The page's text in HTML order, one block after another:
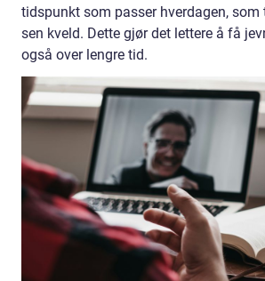
tidspunkt som passer hverdagen,
sen kveld. Dette gjør det lettere å få
også over lengre tid.